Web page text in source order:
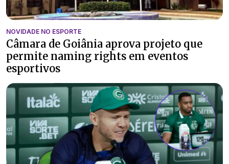
NOVIDADE NO ESPORTE
Câmara de Goiânia aprova projeto que
permite naming rights em eventos
esportivos